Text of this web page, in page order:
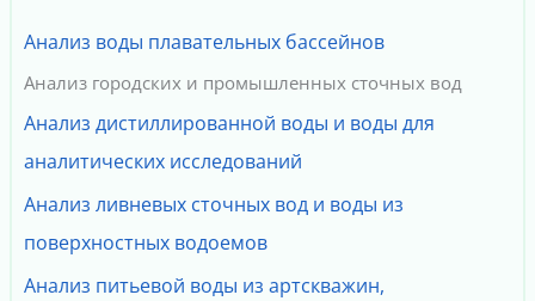
Анализ воды плавательных бассейнов
Анализ городских и промышленных сточных вод
Анализ дистиллированной воды и воды для
аналитических исследований
Анализ ливневых сточных вод и воды из
поверхностных водоемов
Анализ питьевой воды из артскважин,